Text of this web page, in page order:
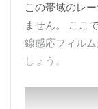
この帯域のレ
ません。 ここ
線感応フィル
しょう。